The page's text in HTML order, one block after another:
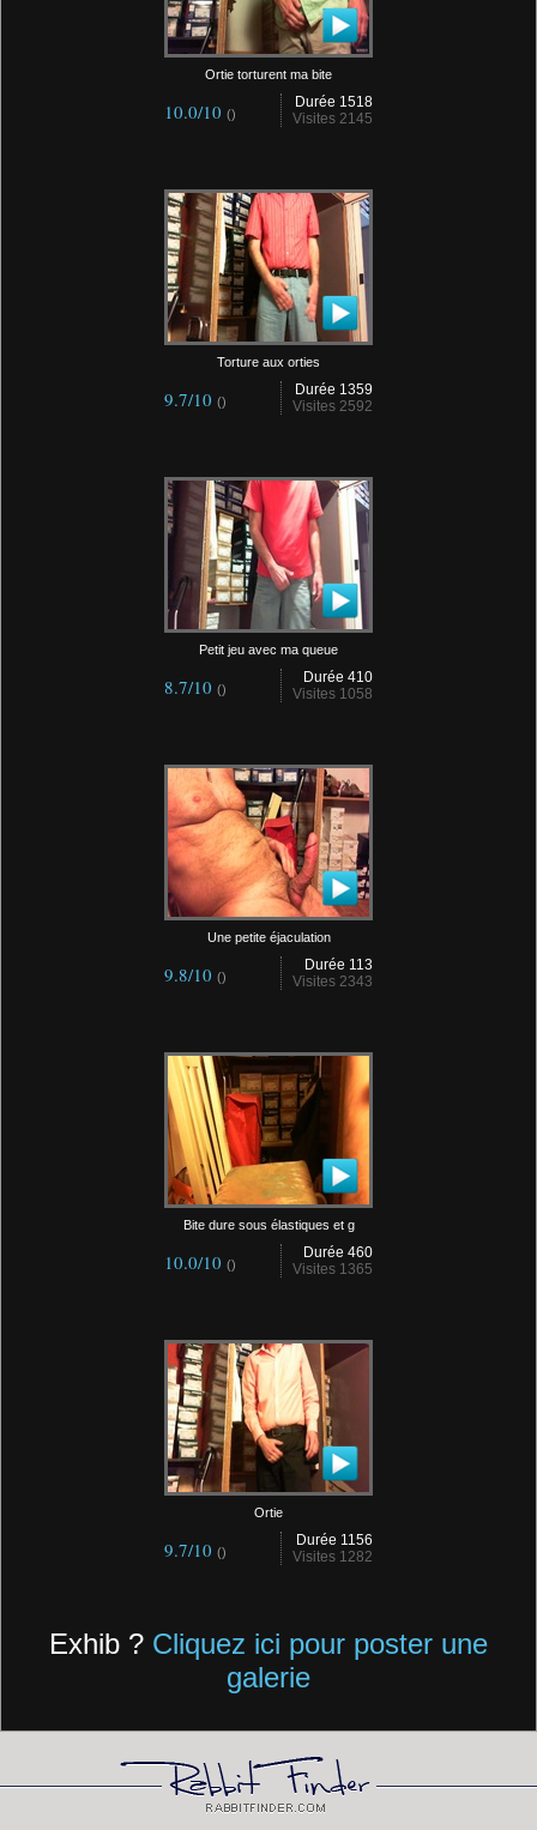
Ortie torturent ma bite
Durée 1518
Visites 2145
10.0/10 ()
Torture aux orties
Durée 1359
Visites 2592
9.7/10 ()
Petit jeu avec ma queue
Durée 410
Visites 1058
8.7/10 ()
Une petite éjaculation
Durée 113
Visites 2343
9.8/10 ()
Bite dure sous élastiques et g
Durée 460
Visites 1365
10.0/10 ()
Ortie
Durée 1156
Visites 1282
9.7/10 ()
Exhib ? Cliquez ici pour poster une
galerie